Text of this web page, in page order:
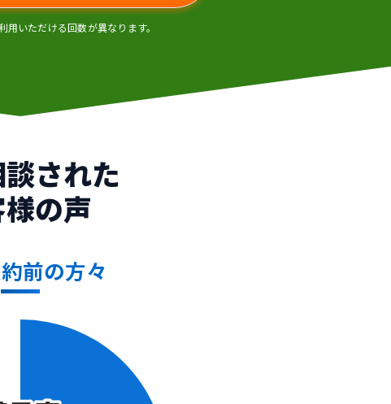
いただける回数が異なります。
された
の声
前の方々